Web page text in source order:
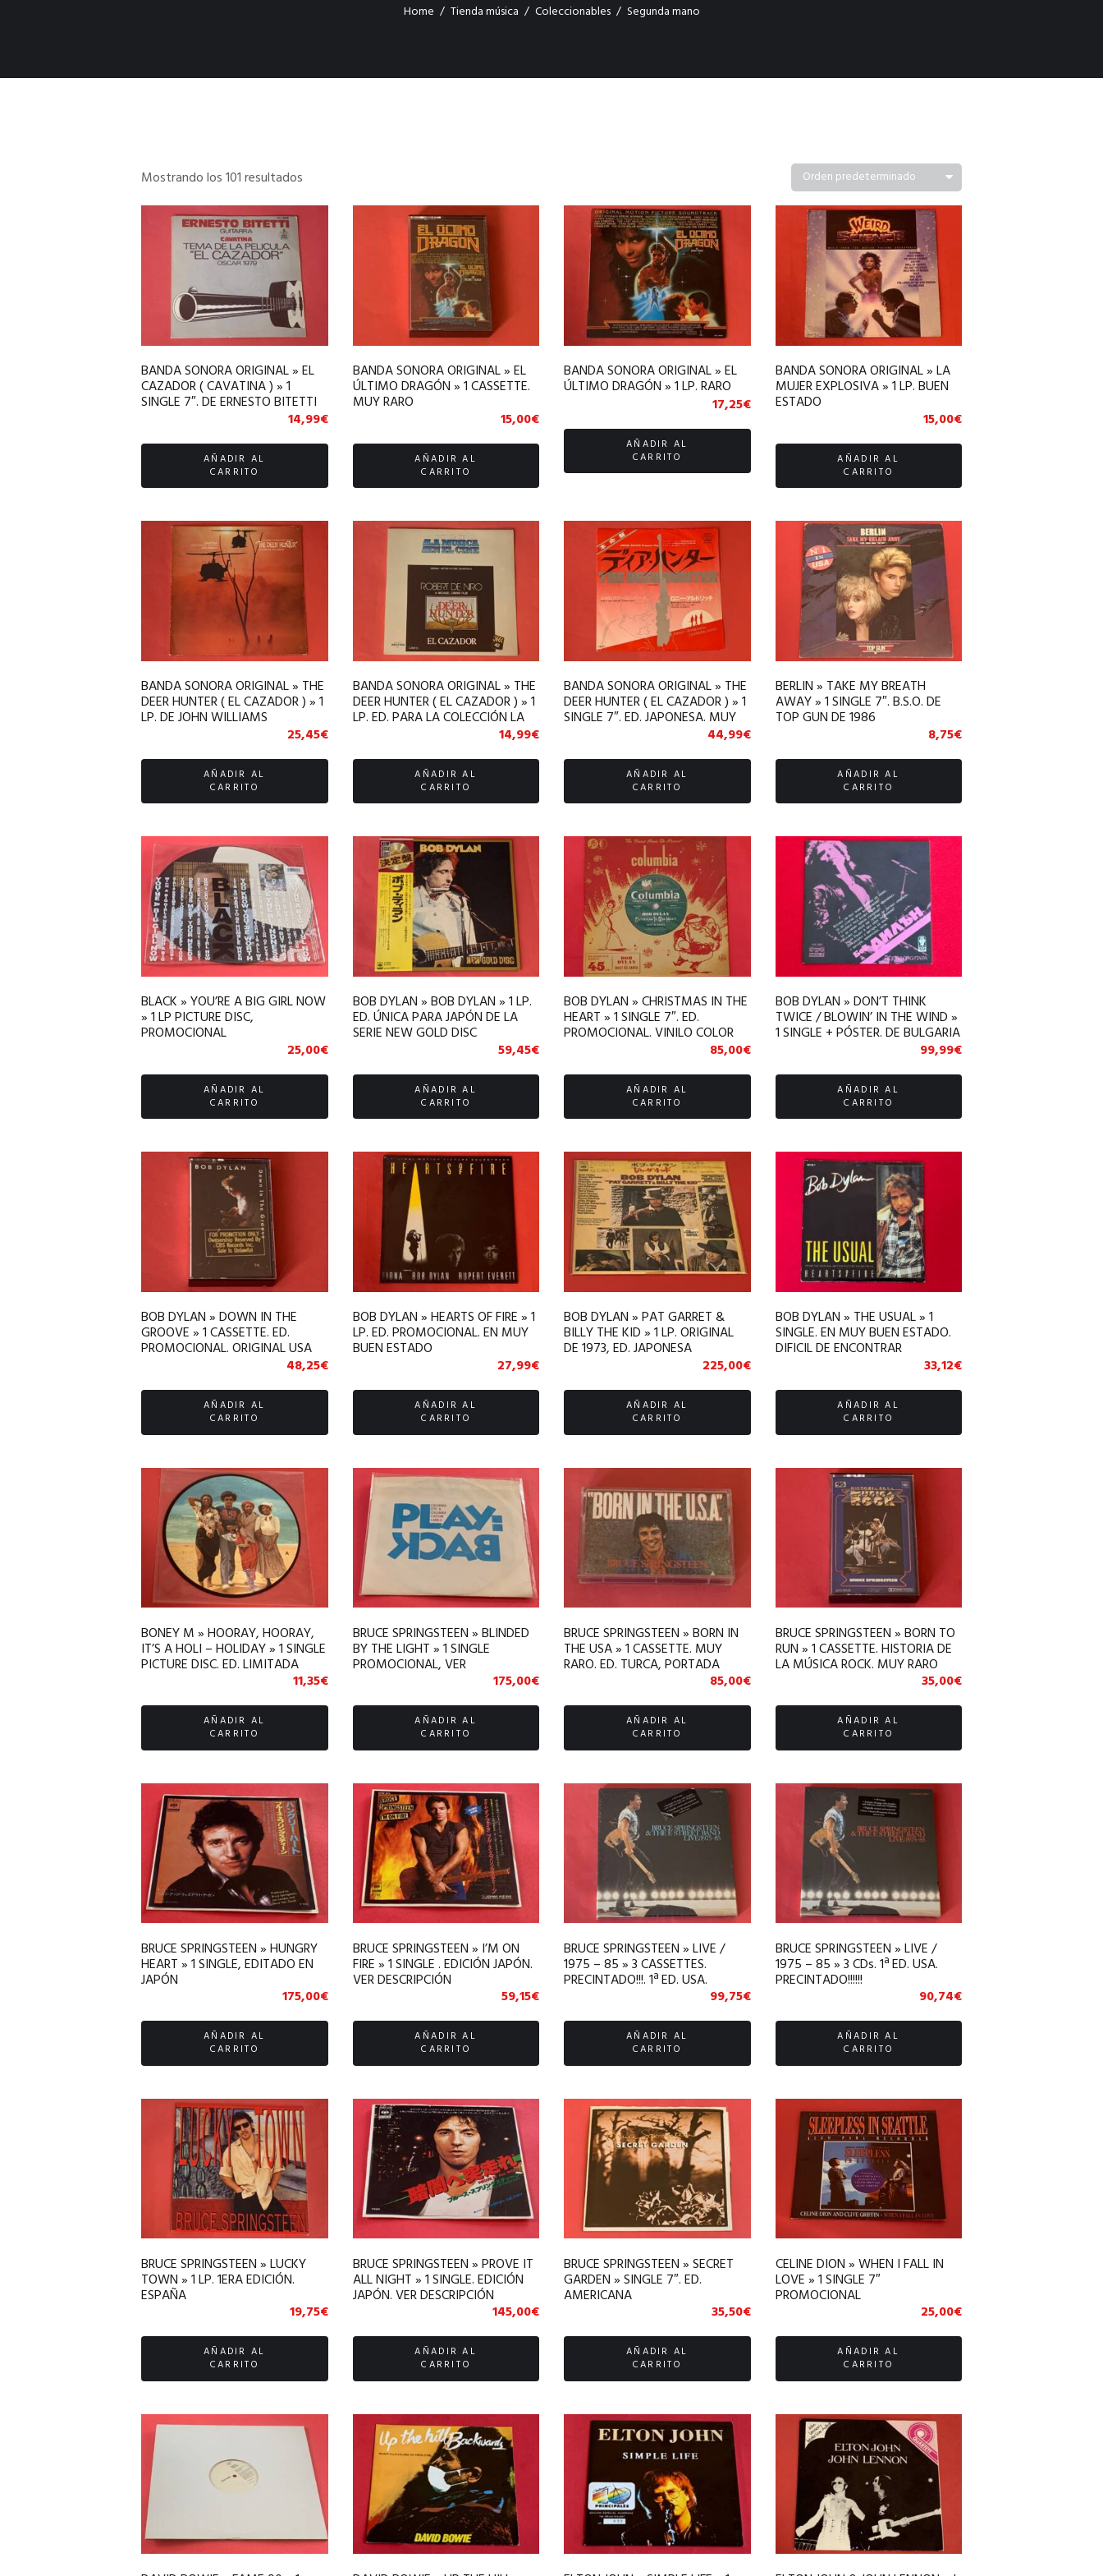
Home Tienda música Coleccionables Segunda mano
Mostrando los 101 resultados
BANDA SONORA ORIGINAL » EL
CAZADOR ( CAVATINA ) » 1
SINGLE 7″. DE ERNESTO BITETTI
14,99€
AÑADIR AL
CARRITO
BANDA SONORA ORIGINAL » EL
ÚLTIMO DRAGÓN » 1 CASSETTE.
MUY RARO
15,00€
AÑADIR AL
CARRITO
BANDA SONORA ORIGINAL » EL
ÚLTIMO DRAGÓN » 1 LP. RARO
17,25€
AÑADIR AL
CARRITO
BANDA SONORA ORIGINAL » LA
MUJER EXPLOSIVA » 1 LP. BUEN
ESTADO
15,00€
AÑADIR AL
CARRITO
BANDA SONORA ORIGINAL » THE
DEER HUNTER ( EL CAZADOR ) » 1
LP. DE JOHN WILLIAMS
25,45€
AÑADIR AL
CARRITO
BANDA SONORA ORIGINAL » THE
DEER HUNTER ( EL CAZADOR ) » 1
LP. ED. PARA LA COLECCIÓN LA
HISTORIA DE LA MÚSICA EN EL
14,99€
AÑADIR AL
CARRITO
BANDA SONORA ORIGINAL » THE
DEER HUNTER ( EL CAZADOR ) » 1
SINGLE 7″. ED. JAPONESA. MUY
44,99€
AÑADIR AL
CARRITO
BERLIN » TAKE MY BREATH
AWAY » 1 SINGLE 7″. B.S.O. DE
TOP GUN DE 1986
8,75€
AÑADIR AL
CARRITO
BLACK » YOU’RE A BIG GIRL NOW
» 1 LP PICTURE DISC,
PROMOCIONAL
25,00€
AÑADIR AL
CARRITO
BOB DYLAN » BOB DYLAN » 1 LP.
ED. ÚNICA PARA JAPÓN DE LA
SERIE NEW GOLD DISC
59,45€
AÑADIR AL
CARRITO
BOB DYLAN » CHRISTMAS IN THE
HEART » 1 SINGLE 7″. ED.
PROMOCIONAL. VINILO COLOR
85,00€
AÑADIR AL
CARRITO
BOB DYLAN » DON’T THINK
TWICE / BLOWIN’ IN THE WIND »
1 SINGLE + PÓSTER. DE BULGARIA
99,99€
AÑADIR AL
CARRITO
BOB DYLAN » DOWN IN THE
GROOVE » 1 CASSETTE. ED.
PROMOCIONAL. ORIGINAL USA
48,25€
AÑADIR AL
CARRITO
BOB DYLAN » HEARTS OF FIRE » 1
LP. ED. PROMOCIONAL. EN MUY
BUEN ESTADO
27,99€
AÑADIR AL
CARRITO
BOB DYLAN » PAT GARRET &
BILLY THE KID » 1 LP. ORIGINAL
DE 1973, ED. JAPONESA
225,00€
AÑADIR AL
CARRITO
BOB DYLAN » THE USUAL » 1
SINGLE. EN MUY BUEN ESTADO.
DIFICIL DE ENCONTRAR
33,12€
AÑADIR AL
CARRITO
BONEY M » HOORAY, HOORAY,
IT’S A HOLI – HOLIDAY » 1 SINGLE
PICTURE DISC. ED. LIMITADA
11,35€
AÑADIR AL
CARRITO
BRUCE SPRINGSTEEN » BLINDED
BY THE LIGHT » 1 SINGLE
PROMOCIONAL, VER
175,00€
AÑADIR AL
CARRITO
BRUCE SPRINGSTEEN » BORN IN
THE USA » 1 CASSETTE. MUY
RARO. ED. TURCA, PORTADA
85,00€
AÑADIR AL
CARRITO
BRUCE SPRINGSTEEN » BORN TO
RUN » 1 CASSETTE. HISTORIA DE
LA MÚSICA ROCK. MUY RARO
35,00€
AÑADIR AL
CARRITO
BRUCE SPRINGSTEEN » HUNGRY
HEART » 1 SINGLE, EDITADO EN
JAPÓN
175,00€
AÑADIR AL
CARRITO
BRUCE SPRINGSTEEN » I’M ON
FIRE » 1 SINGLE . EDICIÓN JAPÓN.
VER DESCRIPCIÓN
59,15€
AÑADIR AL
CARRITO
BRUCE SPRINGSTEEN » LIVE /
1975 – 85 » 3 CASSETTES.
PRECINTADO!!!. 1ª ED. USA.
99,75€
AÑADIR AL
CARRITO
BRUCE SPRINGSTEEN » LIVE /
1975 – 85 » 3 CDs. 1ª ED. USA.
PRECINTADO!!!!!!
90,74€
AÑADIR AL
CARRITO
BRUCE SPRINGSTEEN » LUCKY
TOWN » 1 LP. 1ERA EDICIÓN.
ESPAÑA
19,75€
AÑADIR AL
CARRITO
BRUCE SPRINGSTEEN » PROVE IT
ALL NIGHT » 1 SINGLE. EDICIÓN
JAPÓN. VER DESCRIPCIÓN
145,00€
AÑADIR AL
CARRITO
BRUCE SPRINGSTEEN » SECRET
GARDEN » SINGLE 7″. ED.
AMERICANA
35,50€
AÑADIR AL
CARRITO
CELINE DION » WHEN I FALL IN
LOVE » 1 SINGLE 7″
PROMOCIONAL
25,00€
AÑADIR AL
CARRITO